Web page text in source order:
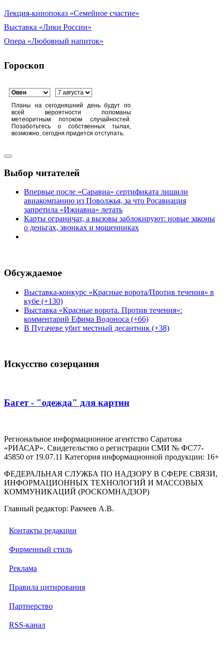
Лекция-кинопоказ «Семейное счастие»
Выставка «Лики России»
Опера «Любовный напиток»
Гороскоп
Планы на сегодняшний день будут по
всей вероятности поломаны
метеоритным потоком случайностей.
Позаботьтесь о собственных тылах,
возможно, сегодня придется отступать.
Выбор читателей
Впервые после «Саравиа» сертификата лишили
авиакомпанию из Поволжья, за что Росавиация
запретила «Ижиавиа» летать
Карты ограничат, а вызовы заблокируют: новые законы
о деньгах, звонках и мошенниках
Обсуждаемое
Выставка-конкурс «Красные ворота/Против течения» в
кубе (+130)
Выставка «Красные ворота. Против течения»:
комментарий Ефима Водоноса (+66)
В Пугачеве убит местный десантник (+38)
Искусство созерцания
Багет - "одежда" для картин
Региональное информационное агентство Саратова
«РИАСАР». Свидетельство о регистрации СМИ № ФС77-
45850 от 19.07.11 Категория информационной продукции: 16+
ФЕДЕРАЛЬНАЯ СЛУЖБА ПО НАДЗОРУ В СФЕРЕ СВЯЗИ,
ИНФОРМАЦИОННЫХ ТЕХНОЛОГИЙ И МАССОВЫХ
КОММУНИКАЦИЙ (РОСКОМНАДЗОР)
Главный редактор: Ракчеев А.В.
Контакты редакции
Фирменный стиль
Реклама
Правила цитирования
Партнерство
RSS-канал